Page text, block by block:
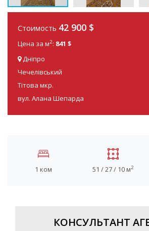
Стоимость 42 900 $
Цена за м2: 841 $
Дніпро
Чечелівський
Тітова мкр.
вул. Алана Шепарда
1 ком 51 / 27 / 10 м2
КОНСУЛЬТАНТ